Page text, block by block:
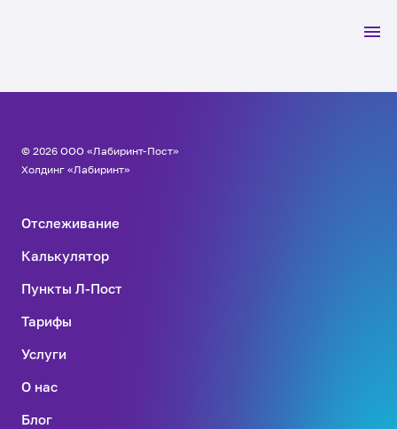
© 2026 ООО «Лабиринт-Пост»
Холдинг «Лабиринт»
Отслеживание
Калькулятор
Пункты Л-Пост
Тарифы
Услуги
О нас
Блог